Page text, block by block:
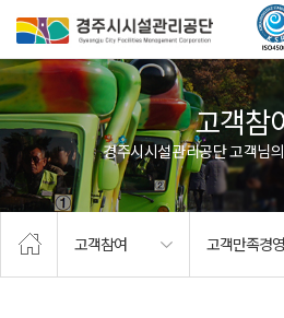
고객참
경주시시설관리공단 고객님
고객참여 고객만족경영